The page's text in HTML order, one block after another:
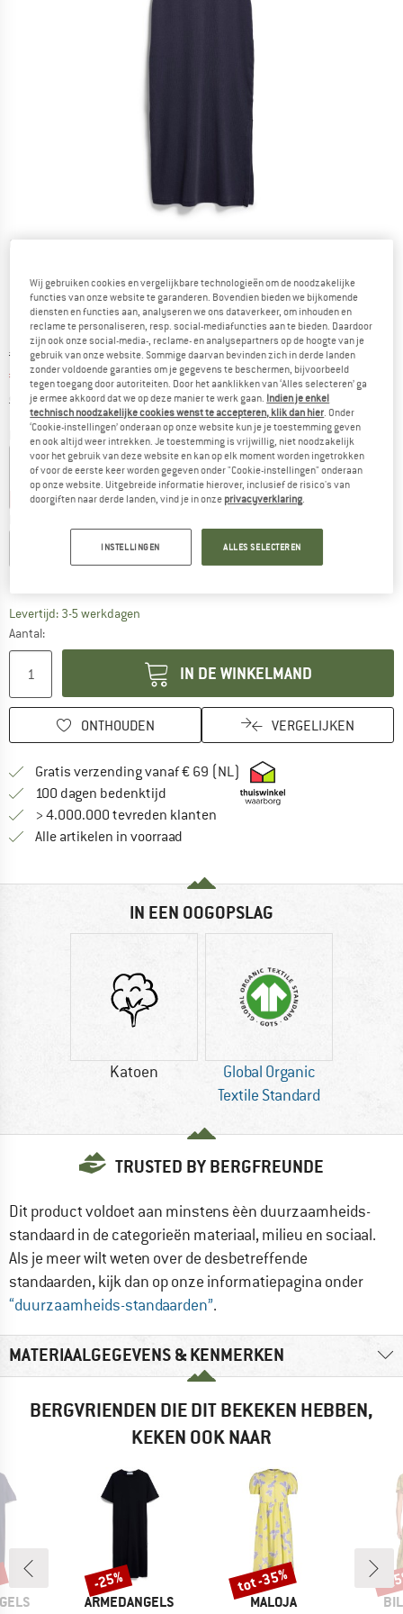
Gedetailleerde foto's
Oorspronkelijke prijs :
€ 89,95
Prijs:
€ 53,97 incl. BTW
excl. VerzendkostenInformatie over de verzendkosten. Opent in een
Kleur:Tinted Navy
-35% -40%
M
Levertijd: 3-5 werkdagen
Aantal:
IN DE WINKELMAND
ONTHOUDEN VERGELIJKEN
Gratis verzending vanaf € 69 (NL) Vind hier de
100 dagen bedenktijd Vind de betalingsinformatie hier!
> 4.000.000 tevreden klanten
Alle artikelen in voorraad
IN EEN OOGOPSLAG
Katoen
Global Organic
Textile Standard
TRUSTED BY BERGFREUNDE
Dit product voldoet aan minstens èèn duurzaamheids-
standaard in de categorieën materiaal, milieu en sociaal.
Als je meer wilt weten over de desbetreffende
standaarden, kijk dan op onze informatiepagina onder
“duurzaamheids-standaarden”.
MATERIAALGEGEVENS & KENMERKEN
BERGVRIENDEN DIE DIT BEKEKEN HEBBEN,
KEKEN OOK NAAR
MERK
ARMEDANGELS
Korting
-25%
MERK
MALOJA
Korting
tot -35% -
Wij gebruiken cookies en vergelijkbare technologieën om de noodzakelijke
functies van onze website te garanderen. Bovendien bieden we bijkomende
diensten en functies aan, analyseren we ons dataverkeer, om inhouden en
reclame te personaliseren, resp. social-mediafuncties aan te bieden. Daardoor
zijn ook onze social-media-, reclame- en analysepartners op de hoogte van je
gebruik van onze website. Sommige daarvan bevinden zich in derde landen
zonder voldoende garanties om je gegevens te beschermen, bijvoorbeeld
tegen toegang door autoriteiten. Door het aanklikken van ‘Alles selecteren’ ga
je ermee akkoord dat we op deze manier te werk gaan. Indien je enkel
technisch noodzakelijke cookies wenst te accepteren, klik dan hier. Onder
‘Cookie-instellingen’ onderaan op onze website kun je je toestemming geven
en ook altijd weer intrekken. Je toestemming is vrijwillig, niet noodzakelijk
voor het gebruik van deze website en kan op elk moment worden ingetrokken
of voor de eerste keer worden gegeven onder "Cookie-instellingen" onderaan
op onze website. Uitgebreide informatie hierover, inclusief de risico's van
doorgiften naar derde landen, vind je in onze privacyverklaring.
INSTELLINGEN ALLES SELECTEREN